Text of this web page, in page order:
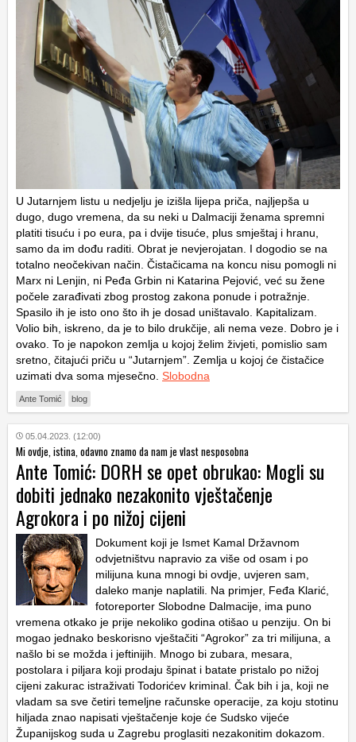
U Jutarnjem listu u nedjelju je izišla lijepa priča, najljepša u
dugo, dugo vremena, da su neki u Dalmaciji ženama spremni
platiti tisuću i po eura, pa i dvije tisuće, plus smještaj i hranu,
samo da im dođu raditi. Obrat je nevjerojatan. I dogodio se na
totalno neočekivan način. Čistačicama na koncu nisu pomogli ni
Marx ni Lenjin, ni Peđa Grbin ni Katarina Pejović, već su žene
počele zarađivati zbog prostog zakona ponude i potražnje.
Spasilo ih je isto ono što ih je dosad uništavalo. Kapitalizam.
Volio bih, iskreno, da je to bilo drukčije, ali nema veze. Dobro je i
ovako. To je napokon zemlja u kojoj želim živjeti, pomislio sam
sretno, čitajući priču u “Jutarnjem”. Zemlja u kojoj će čistačice
uzimati dva soma mjesečno. Slobodna
Ante Tomić blog
05.04.2023. (12:00)
Mi ovdje, istina, odavno znamo da nam je vlast nesposobna
Ante Tomić: DORH se opet obrukao: Mogli su
dobiti jednako nezakonito vještačenje
Agrokora i po nižoj cijeni
Dokument koji je Ismet Kamal Državnom
odvjetništvu napravio za više od osam i po
milijuna kuna mnogi bi ovdje, uvjeren sam,
daleko manje naplatili. Na primjer, Feđa Klarić,
fotoreporter Slobodne Dalmacije, ima puno
vremena otkako je prije nekoliko godina otišao u penziju. On bi
mogao jednako beskorisno vještačiti “Agrokor” za tri milijuna, a
našlo bi se možda i jeftinijih. Mnogo bi zubara, mesara,
postolara i piljara koji prodaju špinat i batate pristalo po nižoj
cijeni zakurac istraživati Todorićev kriminal. Čak bih i ja, koji ne
vladam sa sve četiri temeljne računske operacije, za koju stotinu
hiljada znao napisati vještačenje koje će Sudsko vijeće
Županijskog suda u Zagrebu proglasiti nezakonitim dokazom.